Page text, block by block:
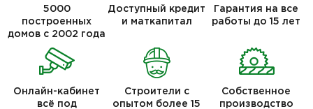
5000
построенных
домов с 2002 года
Доступный кредит
и маткапитал
Гарантия на все
работы до 15 лет
Онлайн-кабинет
всё под
Строители с
опытом более 15
Собственное
производство